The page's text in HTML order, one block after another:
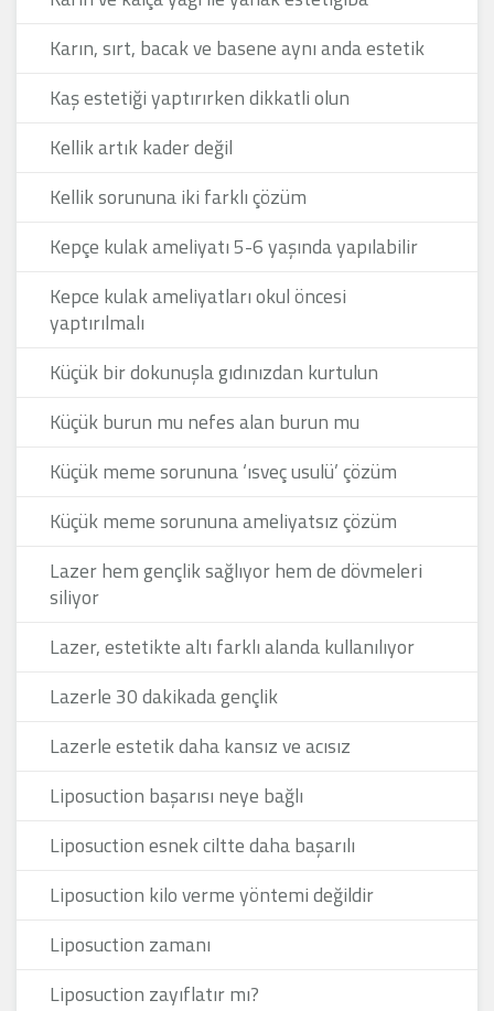
Karın, sırt, bacak ve basene aynı anda estetik
Kaş estetiği yaptırırken dikkatli olun
Kellik artık kader değil
Kellik sorununa iki farklı çözüm
Kepçe kulak ameliyatı 5-6 yaşında yapılabilir
Kepce kulak ameliyatları okul öncesi
yaptırılmalı
Küçük bir dokunuşla gıdınızdan kurtulun
Küçük burun mu nefes alan burun mu
Küçük meme sorununa ‘ısveç usulü’ çözüm
Küçük meme sorununa ameliyatsız çözüm
Lazer hem gençlik sağlıyor hem de dövmeleri
siliyor
Lazer, estetikte altı farklı alanda kullanılıyor
Lazerle 30 dakikada gençlik
Lazerle estetik daha kansız ve acısız
Liposuction başarısı neye bağlı
Liposuction esnek ciltte daha başarılı
Liposuction kilo verme yöntemi değildir
Liposuction zamanı
Liposuction zayıflatır mı?